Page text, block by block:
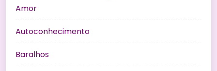
Amor
Autoconhecimento
Baralhos